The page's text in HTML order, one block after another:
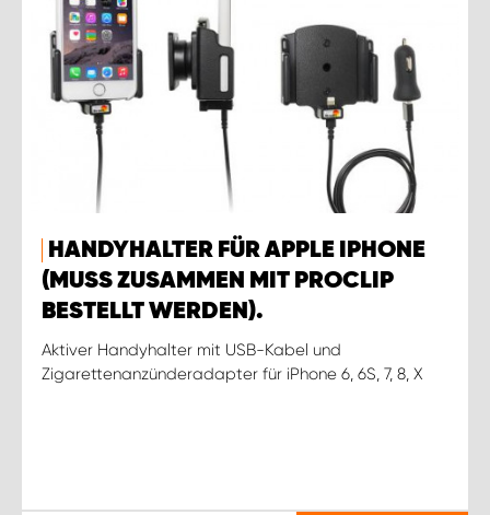
HANDYHALTER FÜR APPLE IPHONE
(MUSS ZUSAMMEN MIT PROCLIP
BESTELLT WERDEN).
Aktiver Handyhalter mit USB-Kabel und
Zigarettenanzünderadapter für iPhone 6, 6S, 7, 8, X